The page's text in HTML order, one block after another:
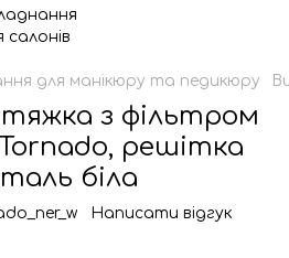
для манікюру та педикюру
з фільтром
решітка
біла
Написати відгук